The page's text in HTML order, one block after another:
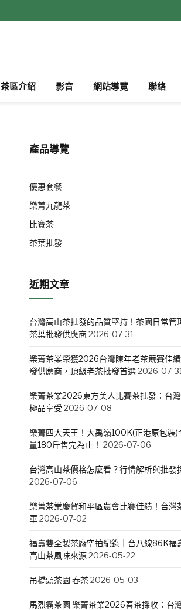
茶區介紹 影音 網站導覽 聯絡
產品導覽
優惠套餐
樂菁九龍茶
比賽茶
茶葉批發
近期文章
台灣高山茶批發的品質堅持！茶園日常管
茶葉批發供應商2026-07-31
樂菁茶業榮獲2026台灣陳年老茶競賽佳
發供應商，頂級老茶批發首選2026-07-31
樂菁茶業2026東方美人比賽茶批發：台
極品享受 2026-07-08
樂菁四大天王！大禹嶺100K(正港原包裝)
量180斤售完為止！ 2026-07-06
台灣高山茶價格怎麼看？行情解析與批發
2026-07-06
樂菁茶業慶賀和平區農會比賽佳績！台灣
軍 2026-07-02
福壽雙全製茶廠空拍紀錄｜台八線86K福
高山茶風味來源2026-05-22
吊橋頭茶園 春茶2026-05-03
馬烈霸茶園 樂菁茶業2026春茶採收：台